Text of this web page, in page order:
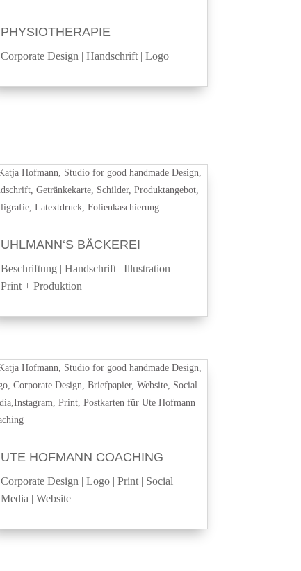
PHYSIOTHERAPIE
Corporate Design | Handschrift| Logo
UHLMANN‘S BÄCKEREI
Beschriftung | Handschrift| Illustration |
Print + Produktion
UTE HOFMANN COACHING
Corporate Design | Logo| Print| Social
Media | Website